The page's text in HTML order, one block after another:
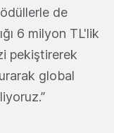
ödüllerle de
6 milyon TL'lik
pekiştirerek
global